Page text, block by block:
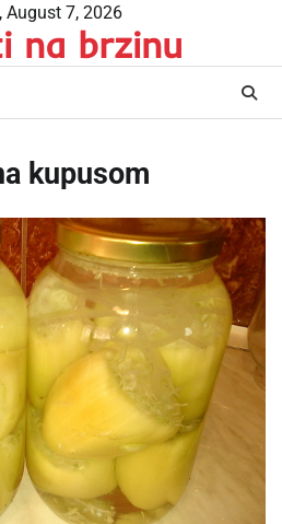
August 7, 2026
na brzinu
kupusom